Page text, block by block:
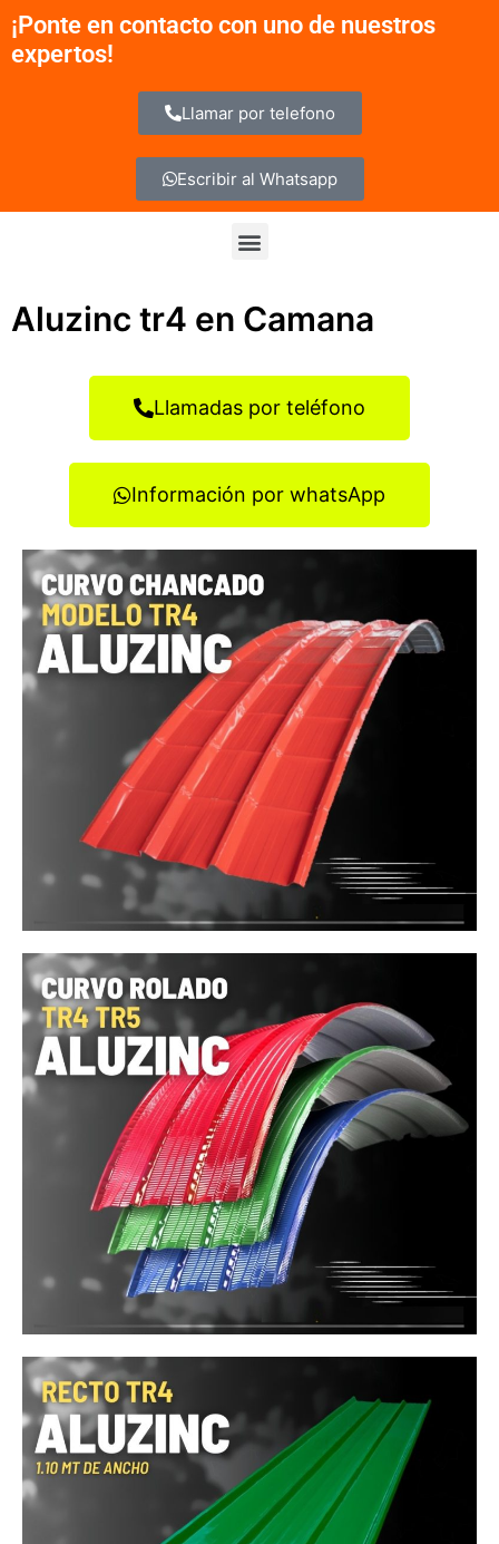
contenido
¡Ponte en contacto con uno de nuestros
expertos!
Llamar por telefono
Escribir al Whatsapp
Menu
Aluzinc tr4 en Camana
Llamadas por teléfono
Información por whatsApp